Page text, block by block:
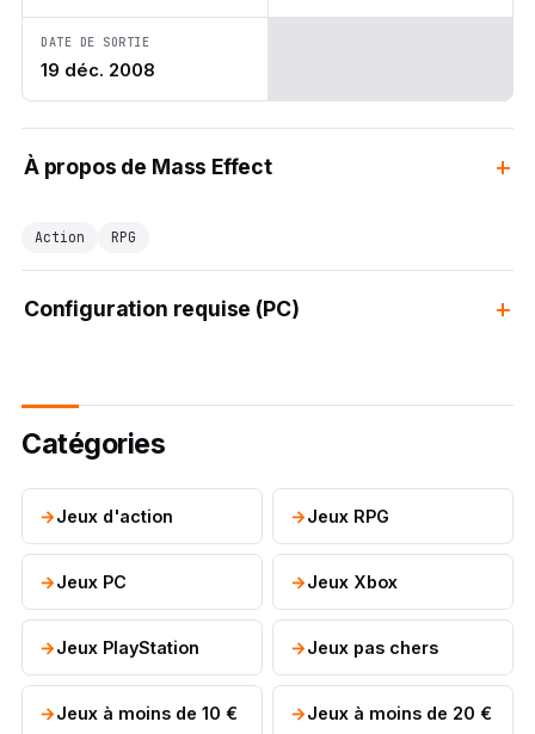
DATE DE SORTIE
19 déc. 2008
À propos de Mass Effect
Action RPG
Configuration requise (PC)
Catégories
Jeux d'action Jeux RPG
Jeux PC Jeux Xbox
Jeux PlayStation Jeux pas chers
Jeux à moins de 10 € Jeux à moins de 20 €